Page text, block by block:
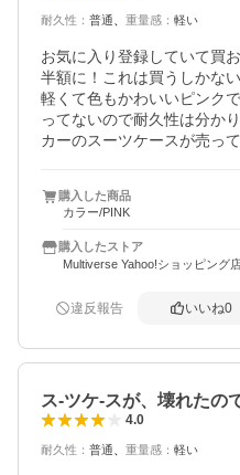
耐久性 ： 普通 重量感 ： 軽い
お気に入り登録していて買
半額に！これは買うしかな
軽くて色もかわいいピンク
ってないので耐久性は分か
カーのスーツケースが売っ
購入した商品
カラー/PINK
購入したストア
Multiverse Yahoo!ショッピング
違反報告 いいね0
ス-ツケ-スが、壊れたの
4.0
耐久性 ： 普通 重量感 ： 軽い